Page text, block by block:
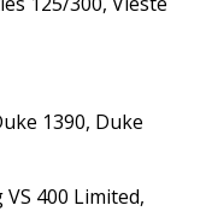
1390, Duke
400 Limited,